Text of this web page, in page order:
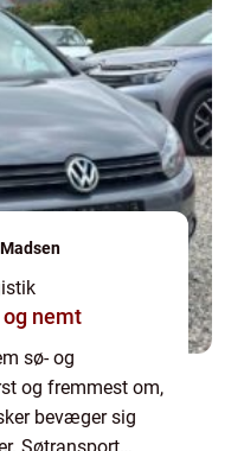
nemt
sø- og
og fremmest om,
bevæger sig